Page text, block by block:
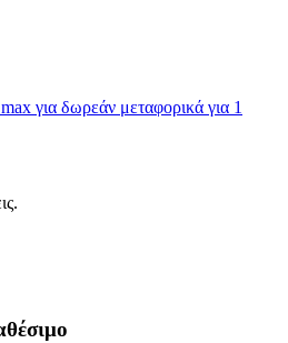
για δωρεάν μεταφορικά για 1